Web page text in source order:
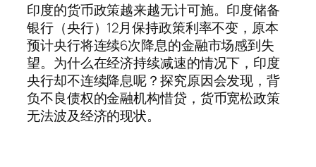
印度的货币政策越来越无计可施。印度储备
银行（央行）12月保持政策利率不变，原本
预计央行将连续6次降息的金融市场感到失
望。为什么在经济持续减速的情况下，印度
央行却不连续降息呢？探究原因会发现，背
负不良债权的金融机构惜贷，货币宽松政策
无法波及经济的现状。